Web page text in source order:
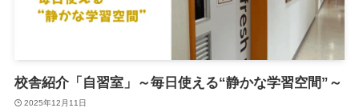
校舎紹介「自習室」～毎日使える“静かな学習空間”～
2025年12月11日